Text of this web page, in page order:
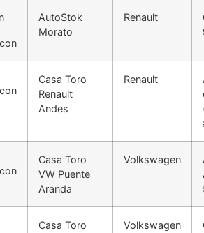
AutoStok
Morato
Renault
Casa Toro
Renault
Andes
Renault
Casa Toro
VW Puente
Aranda
Volkswagen
Casa Toro
Volkswagen